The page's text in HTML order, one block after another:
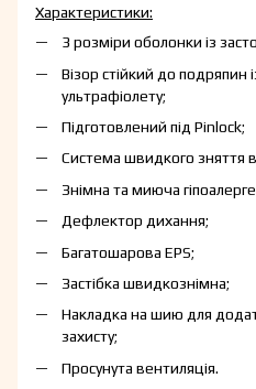
Характеристики:
3 розміри оболонки із
Візор стійкий до подряпин
ультрафіолету;
Підготовлений під Pinlock;
Система швидкого зняття
Знімна та миюча
Дефлектор дихання;
Багатошарова EPS;
Застібка швидкознімна;
Накладка на шию для
захисту;
Просунута вентиляція.